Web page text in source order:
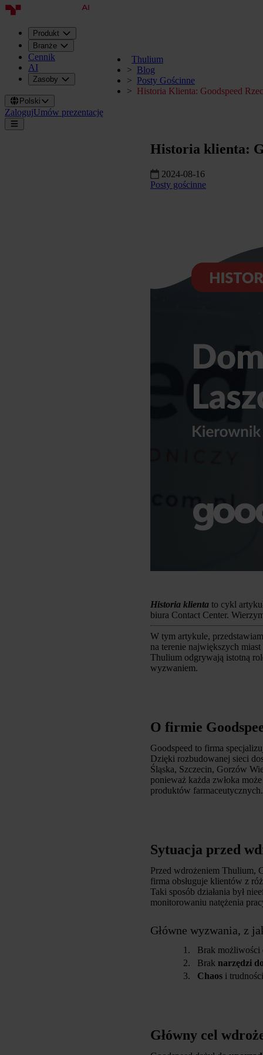
Produkt
Branże
Cennik
AI
Zasoby
Polski
ZalogujUmów prezentację
Thulium
Blog
Posty Gościnne
Historia Klienta: Goodspeed
Historia klienta:
2024-08-16
Posty gościnne
Historia klienta to cykl
biura Contact Center.
W tym artykule,
na terenie największych
Thulium odgrywają istotną
wyzwaniem.
O firmie
Goodspeed to firma
Dzięki rozbudowanej sieci
Śląska, Szczecin, Gorzów
ponieważ każda zwłoka
produktów farmaceutycznych.
Sytuacja przed
Przed wdrożeniem Thulium,
firma obsługuje klientów z
Taki sposób działania był
monitorowaniu natężenia
Główne wyzwania, z
Brak możliwości
Brak narzędzi
Chaos i
Główny cel